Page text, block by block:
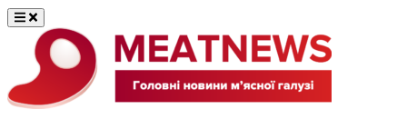
Перейти
вмісту